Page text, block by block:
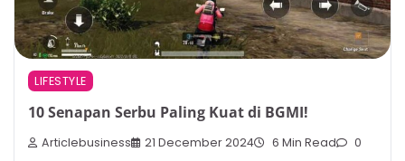
LIFESTYLE
10 Senapan Serbu Paling Kuat di BGMI!
Articlebusiness 21 December 2024 6 Min Read 0